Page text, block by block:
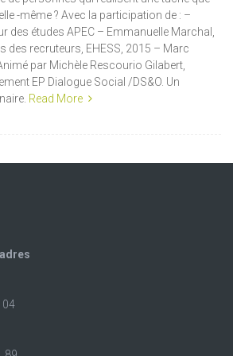
-même ? Avec la participation de : –
des études APEC – Emmanuelle Marchal,
des recruteurs, EHESS, 2015 – Marc
par Michèle Rescourio Gilabert,
EP Dialogue Social /DS&O. Un
Read More
04